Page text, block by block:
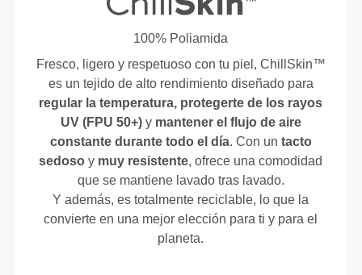
100% Poliamida
Fresco, ligero y respetuoso con tu piel, ChillSkin™
es un tejido de alto rendimiento diseñado para
regular la temperatura, protegerte de los rayos
UV (FPU 50+)y mantener el flujo de aire
constante durante todo el día. Con un tacto
sedoso y muy resistente, ofrece una comodidad
que se mantiene lavado tras lavado.
Y además, es totalmente reciclable, lo que la
convierte en una mejor elección para ti y para el
planeta.